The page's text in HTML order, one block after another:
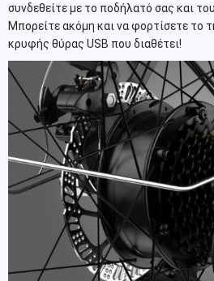
συνδεθείτε με το ποδήλατό σας και
Μπορείτε ακόμη και να φορτίσετε το
κρυφής θύρας USB που διαθέτει!